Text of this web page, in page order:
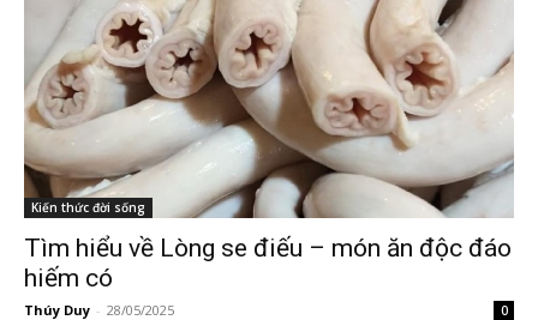
Kiến thức đời sống
Tìm hiểu về Lòng se điếu – món ăn độc đáo
hiếm có
Thúy Duy - 28/05/2025 0